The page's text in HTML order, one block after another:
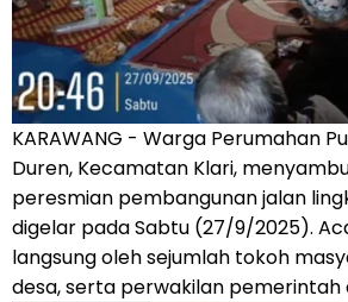
KARAWANG - Warga Perumahan
Duren, Kecamatan Klari,
peresmian pembangunan jalan
digelar pada Sabtu (27/9/2025).
langsung oleh sejumlah tokoh
desa, serta perwakilan pemerintah